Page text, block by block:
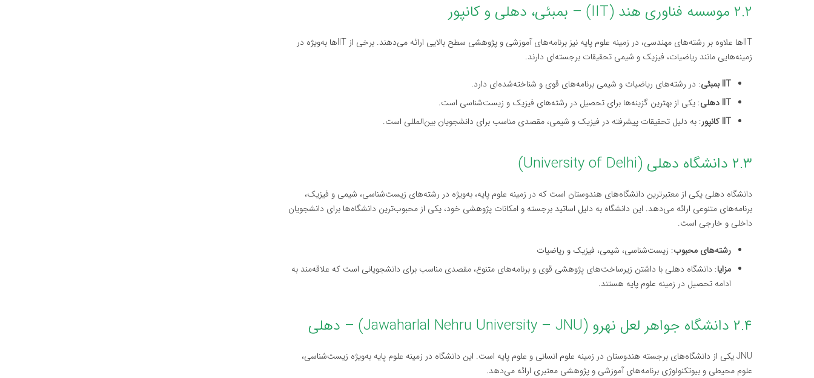
۲.۲ موسسه فناوری هند (IIT) – بمبئی، دهلی و کانپور
IIT‌ها علاوه بر رشته‌های مهندسی، در زمینه علوم پایه نیز برنامه‌های آموزشی و پژوهشی سطح بالایی ارائه می‌دهند. برخی از IIT‌ها به‌ویژه در
زمینه‌هایی مانند ریاضیات، فیزیک و شیمی تحقیقات برجسته‌ای دارند.
IIT بمبئی
: در رشته‌های ریاضیات و شیمی برنامه‌های قوی و شناخته‌شده‌ای دارد.
IIT دهلی
: یکی از بهترین گزینه‌ها برای تحصیل در رشته‌های فیزیک و زیست‌شناسی است.
IIT کانپور
: به دلیل تحقیقات پیشرفته در فیزیک و شیمی، مقصدی مناسب برای دانشجویان بین‌المللی است.
۲.۳ دانشگاه دهلی (University of Delhi)
دانشگاه دهلی یکی از معتبرترین دانشگاه‌های هندوستان است که در زمینه علوم پایه، به‌ویژه در رشته‌های زیست‌شناسی، شیمی و فیزیک،
برنامه‌های متنوعی ارائه می‌دهد. این دانشگاه به دلیل اساتید برجسته و امکانات پژوهشی خود، یکی از محبوب‌ترین دانشگاه‌ها برای دانشجویان
داخلی و خارجی است.
رشته‌های محبوب: زیست‌شناسی، شیمی، فیزیک و ریاضیات
مزایا: دانشگاه دهلی با داشتن زیرساخت‌های پژوهشی قوی و برنامه‌های متنوع، مقصدی مناسب برای دانشجویانی است که علاقه‌مند به
ادامه تحصیل در زمینه علوم پایه هستند.
۲.۴ دانشگاه جواهر لعل نهرو (Jawaharlal Nehru University – JNU) – دهلی
JNU یکی از دانشگاه‌های برجسته هندوستان در زمینه علوم انسانی و علوم پایه است. این دانشگاه در زمینه علوم پایه به‌ویژه زیست‌شناسی،
علوم محیطی و بیوتکنولوژی برنامه‌های آموزشی و پژوهشی معتبری ارائه می‌دهد.